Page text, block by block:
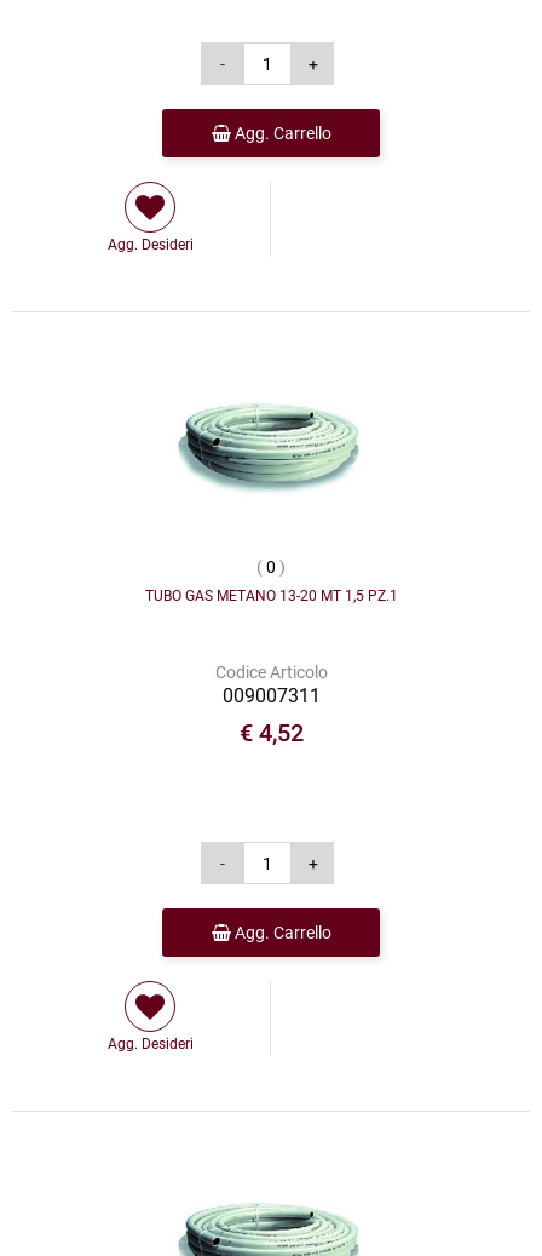
Agg. Carrello
Agg. Desideri
(0 )
TUBO GAS METANO 13-20 MT 1,5 PZ.1
Codice Articolo
009007311
€ 4,52
Agg. Carrello
Agg. Desideri